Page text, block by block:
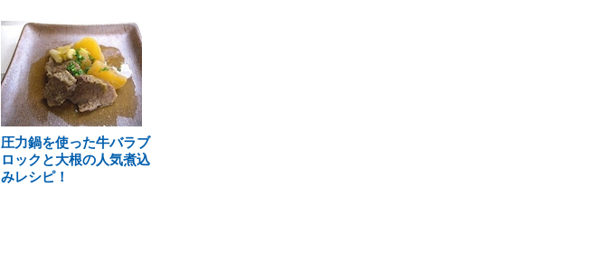
圧力鍋を使った牛バラブ
ロックと大根の人気煮込
みレシピ！